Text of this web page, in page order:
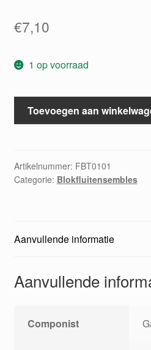
€7,10
1 op voorraad
Amazing
Grace
Toevoegen aan
Artikelnummer: FBT0101
Categorie: Blokfluitensembles
Aanvullende informatie
Aanvullende
Componist